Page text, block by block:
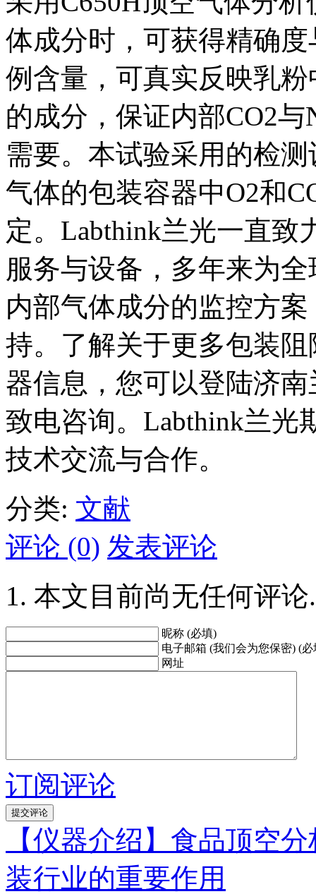
体成分时，可获得精确
例含量，可真实反映乳
的成分，保证内部CO2
需要。本试验采用的检
气体的包装容器中O2和
定。Labthink兰光一直致
服务与设备，多年来为
内部气体成分的监控方
持。了解关于更多包装
器信息，您可以登陆济
致电咨询。Labthink兰光
技术交流与合作。
分类: 文献
评论 (0) 发表评论
本文目前尚无任何评论.
昵称 (必填)
电子邮箱 (我们会为您保密) (必
网址
订阅评论
【仪器介绍】食品顶空
装行业的重要作用